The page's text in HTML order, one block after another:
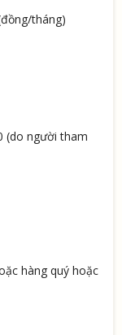
tháng)
người tham
hàng quý hoặc